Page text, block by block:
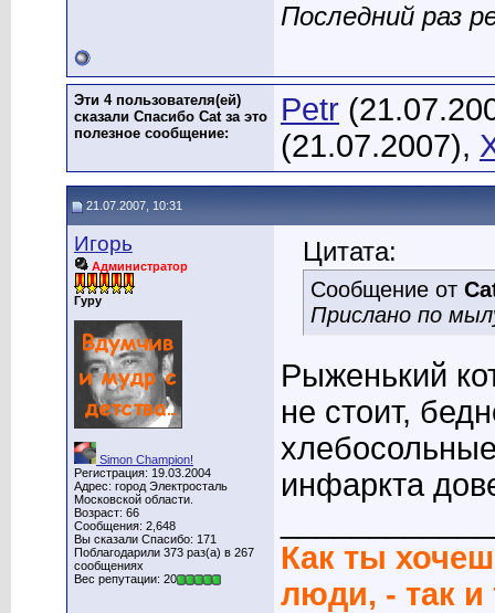
Последний раз
Эти 4 пользователя(ей)
сказали Спасибо Cat за это
полезное сообщение:
Petr
(21.07.2007),
21.07.2007, 10:31
Игорь
Администратор
Гуру
Simon Champion!
Регистрация: 19.03.2004
Адрес: город Электросталь
Московской области.
Возраст: 66
Сообщения: 2,648
Вы сказали Спасибо: 171
Поблагодарили 373 раз(а) в 267
сообщениях
Вес репутации: 20
Цитата:
Сообщение от
Прислано по
Рыженький
не стоит,
инфаркта
Как ты
люди, - так